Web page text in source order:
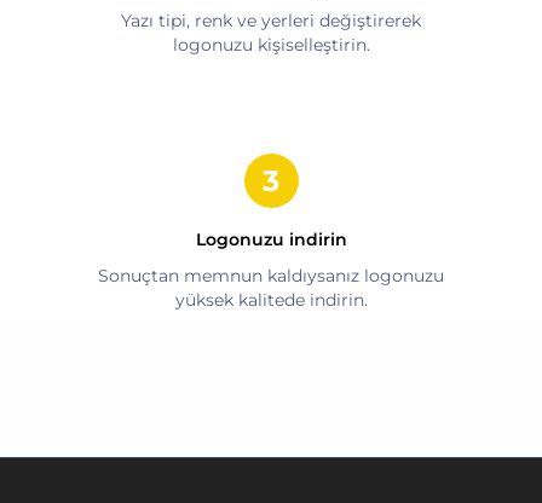
Yazı tipi, renk ve yerleri değiştirerek
logonuzu kişiselleştirin.
Logonuzu indirin
Sonuçtan memnun kaldıysanız logonuzu
yüksek kalitede indirin.